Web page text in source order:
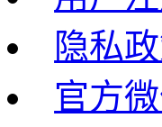
隐私
官方